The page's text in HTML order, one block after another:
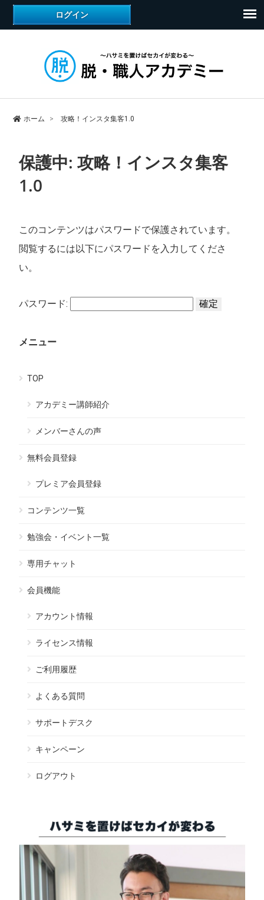
ホーム 攻略！インスタ集客1.0
保護中: 攻略！インスタ集客
1.0
このコンテンツはパスワードで保護されています。
閲覧するには以下にパスワードを入力してくださ
い。
パスワード:
メニュー
TOP
アカデミー講師紹介
メンバーさんの声
無料会員登録
プレミア会員登録
コンテンツ一覧
勉強会・イベント一覧
専用チャット
会員機能
アカウント情報
ライセンス情報
ご利用履歴
よくある質問
サポートデスク
キャンペーン
ログアウト